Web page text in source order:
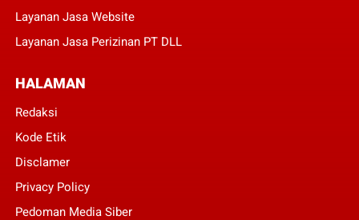
Layanan Jasa Website
Layanan Jasa Perizinan PT DLL
HALAMAN
Redaksi
Kode Etik
Disclamer
Privacy Policy
Pedoman Media Siber